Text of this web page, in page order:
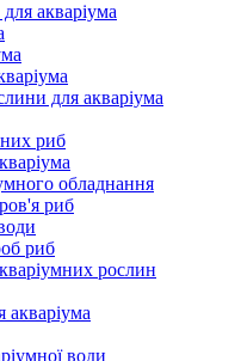
акваріума
для акваріума
риб
обладнання
риб
риб
рослин
акваріума
води